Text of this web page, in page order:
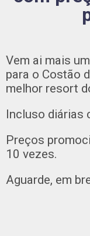
Vem ai mais
para o Costão
melhor resort
Incluso diárias
Preços
10 vezes.
Aguarde, em